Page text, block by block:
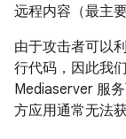
远程内容（最主
由于攻击者可以
行代码，因此我
Mediaserver 服
方应用通常无法